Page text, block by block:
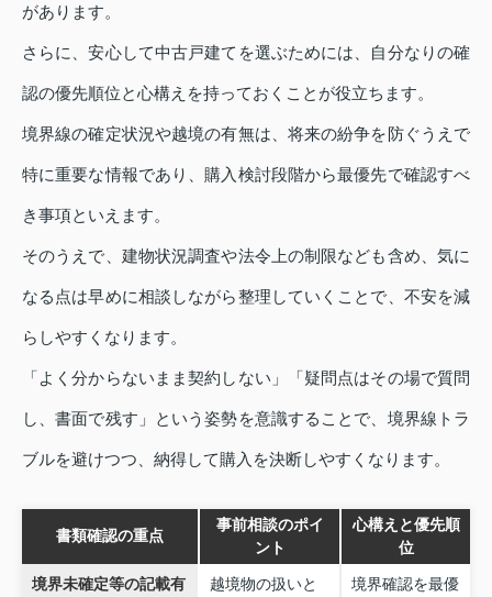
があります。
さらに、安心して中古戸建てを選ぶためには、自分なりの確
認の優先順位と心構えを持っておくことが役立ちます。
境界線の確定状況や越境の有無は、将来の紛争を防ぐうえで
特に重要な情報であり、購入検討段階から最優先で確認すべ
き事項といえます。
そのうえで、建物状況調査や法令上の制限なども含め、気に
なる点は早めに相談しながら整理していくことで、不安を減
らしやすくなります。
「よく分からないまま契約しない」「疑問点はその場で質問
し、書面で残す」という姿勢を意識することで、境界線トラ
ブルを避けつつ、納得して購入を決断しやすくなります。
書類確認の重点
事前相談のポイ
ント
心構えと優先順
位
境界未確定等の記載有
越境物の扱いと
境界確認を最優